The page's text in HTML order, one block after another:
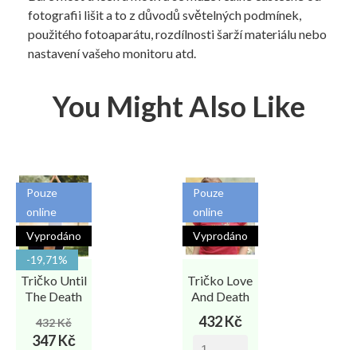
fotografii lišit a to z důvodů světelných podmínek,
použitého fotoaparátu, rozdílnosti šarží materiálu nebo
nastavení vašeho monitoru atd.
You Might Also Like
Tričko Until
The Death
Běžná
cena
432 KčCena
347 Kč
Pouze
online
Vyprodáno
-19,71%
Tričko Love
And Death
Cena
432 Kč
Pouze
online
Vyprodáno